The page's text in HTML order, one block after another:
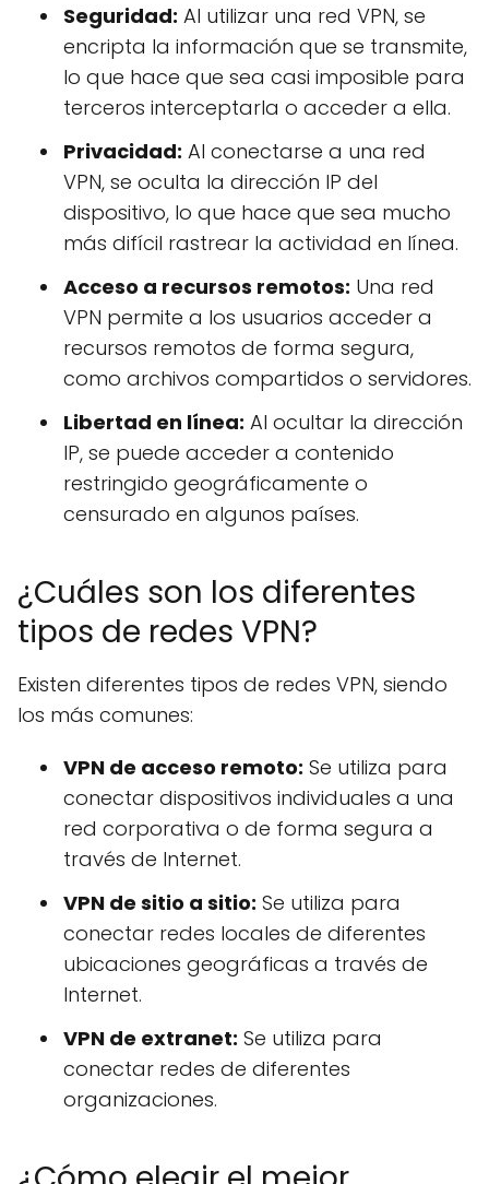
Seguridad: Al utilizar una red VPN, se
encripta la información que se transmite,
lo que hace que sea casi imposible para
terceros interceptarla o acceder a ella.
Privacidad: Al conectarse a una red
VPN, se oculta la dirección IP del
dispositivo, lo que hace que sea mucho
más difícil rastrear la actividad en línea.
Acceso a recursos remotos: Una red
VPN permite a los usuarios acceder a
recursos remotos de forma segura,
como archivos compartidos o servidores.
Libertad en línea: Al ocultar la dirección
IP, se puede acceder a contenido
restringido geográficamente o
censurado en algunos países.
¿Cuáles son los diferentes
tipos de redes VPN?
Existen diferentes tipos de redes VPN, siendo
los más comunes:
VPN de acceso remoto: Se utiliza para
conectar dispositivos individuales a una
red corporativa o de forma segura a
través de Internet.
VPN de sitio a sitio: Se utiliza para
conectar redes locales de diferentes
ubicaciones geográficas a través de
Internet.
VPN de extranet: Se utiliza para
conectar redes de diferentes
organizaciones.